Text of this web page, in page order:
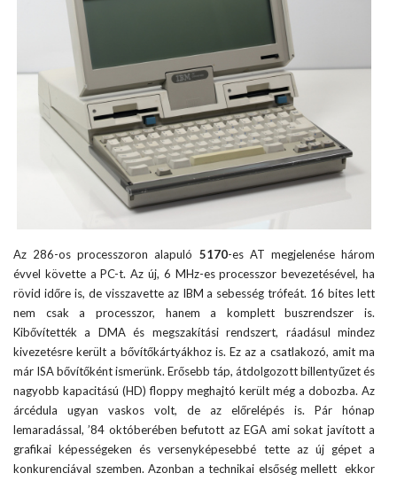
Az 286-os processzoron alapuló 5170-es AT megjelenése három
évvel követte a PC-t. Az új, 6 MHz-es processzor bevezetésével, ha
rövid időre is, de visszavette az IBM a sebesség trófeát. 16 bites lett
nem csak a processzor, hanem a komplett buszrendszer is.
Kibővítették a DMA és megszakítási rendszert, ráadásul mindez
kivezetésre került a bővítőkártyákhoz is. Ez az a csatlakozó, amit ma
már ISA bővítőként ismerünk. Erősebb táp, átdolgozott billentyűzet és
nagyobb kapacitású (HD) floppy meghajtó került még a dobozba. Az
árcédula ugyan vaskos volt, de az előrelépés is. Pár hónap
lemaradással, ’84 októberében befutott az EGA ami sokat javított a
grafikai képességeken és versenyképesebbé tette az új gépet a
konkurenciával szemben. Azonban a technikai elsőség mellett ekkor